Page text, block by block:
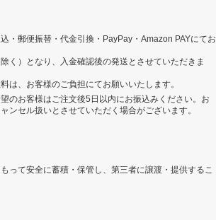
・郵便振替・代金引換・PayPay・Amazon PAYにてお
く）となり、入金確認後の発送とさせていただきま
は、お客様のご負担にてお願いいたします。
のお客様はご注文後5日以内にお振込みください。お
ンセル扱いとさせていただく場合がございます。
って安全に蓄積・保管し、第三者に譲渡・提供するこ